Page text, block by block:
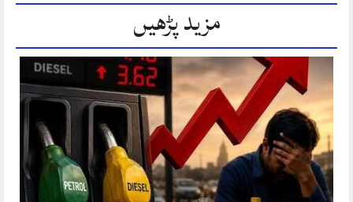
مزید پڑھیں